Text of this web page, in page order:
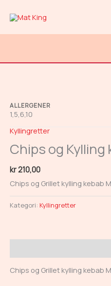
rett
ALLERGENER
1,5,6,10
Kyllingretter
Chips og Kylling
kr210,00
Chips og Grillet kylling kebab
Kategori: Kyllingretter
Chips og Grillet kylling kebab